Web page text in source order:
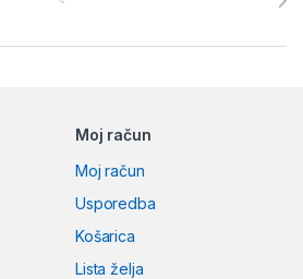
Moj račun
Moj račun
Usporedba
Košarica
Lista želja